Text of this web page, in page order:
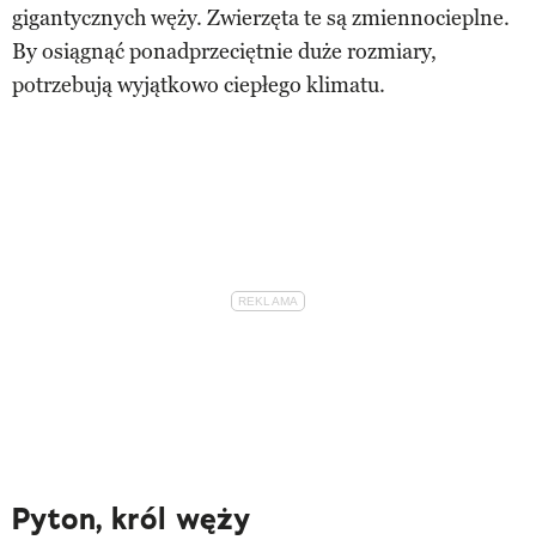
gigantycznych węży. Zwierzęta te są zmiennocieplne.
By osiągnąć ponadprzeciętnie duże rozmiary,
potrzebują wyjątkowo ciepłego klimatu.
Pyton, król węży